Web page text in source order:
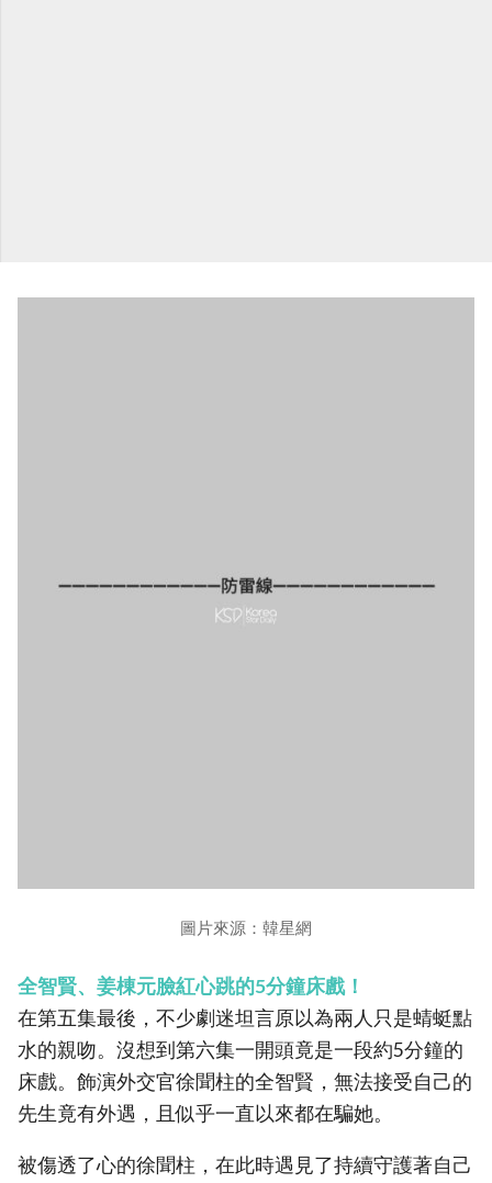
圖片來源：韓星網
全智賢、姜棟元臉紅心跳的5分鐘床戲！
在第五集最後，不少劇迷坦言原以為兩人只是蜻蜓點
水的親吻。沒想到第六集一開頭竟是一段約5分鐘的
床戲。飾演外交官徐聞柱的全智賢，無法接受自己的
先生竟有外遇，且似乎一直以來都在騙她。
被傷透了心的徐聞柱，在此時遇見了持續守護著自己